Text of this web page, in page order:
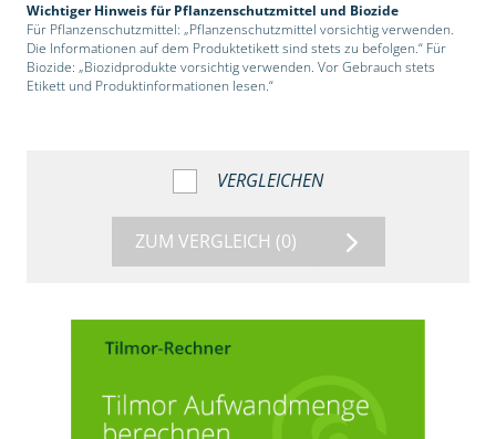
Wichtiger Hinweis für Pflanzenschutzmittel und Biozide
Für Pflanzenschutzmittel: „Pflanzenschutzmittel vorsichtig verwenden.
Die Informationen auf dem Produktetikett sind stets zu befolgen.“ Für
Biozide: „Biozidprodukte vorsichtig verwenden. Vor Gebrauch stets
Etikett und Produktinformationen lesen.“
VERGLEICHEN
ZUM VERGLEICH (0)